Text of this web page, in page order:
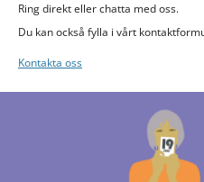
Ring direkt eller chatta med oss.
Du kan också fylla i vårt
Kontakta oss